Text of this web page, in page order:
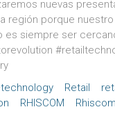
nuevas
región porque nuestro
es siempre ser
Retail
RHISCOM